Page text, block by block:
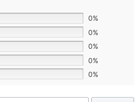
0%
0%
0%
0%
0%